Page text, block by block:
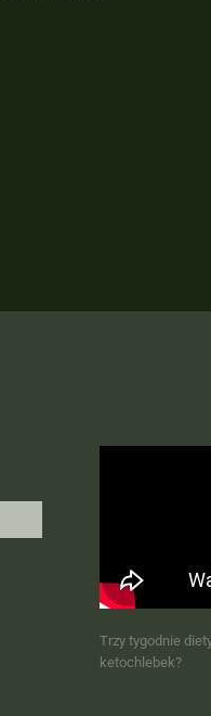
Trzy tygodnie
ketochlebek?